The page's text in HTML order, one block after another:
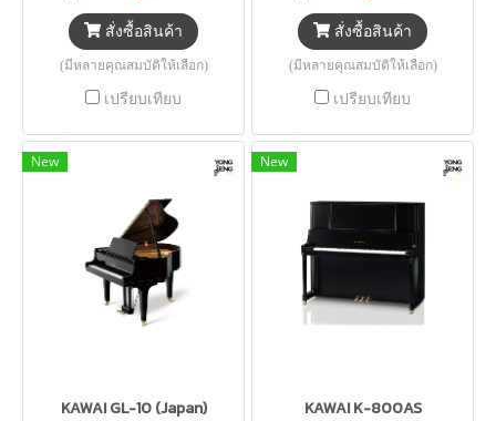
สั่งซื้อสินค้า
(มีหลายคุณสมบัติให้เลือก)
เปรียบเทียบ
สั่งซื้อสินค้า
(มีหลายคุณสมบัติให้เลือก)
เปรียบเทียบ
New
KAWAI GL-10 (Japan)
New
KAWAI K-800AS